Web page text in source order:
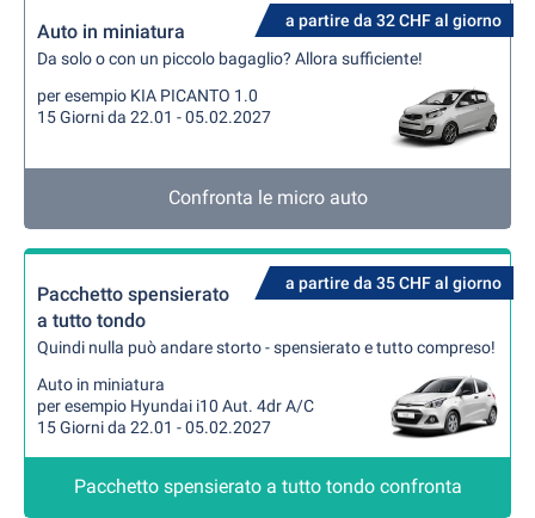
a partire da 32 CHF al giorno
Auto in miniatura
Da solo o con un piccolo bagaglio? Allora sufficiente!
per esempio KIA PICANTO 1.0
15 Giorni da 22.01 - 05.02.2027
Confronta le micro auto
a partire da 35 CHF al giorno
Pacchetto spensierato
a tutto tondo
Quindi nulla può andare storto - spensierato e tutto compreso!
Auto in miniatura
per esempio Hyundai i10 Aut. 4dr A/C
15 Giorni da 22.01 - 05.02.2027
Pacchetto spensierato a tutto tondo confronta